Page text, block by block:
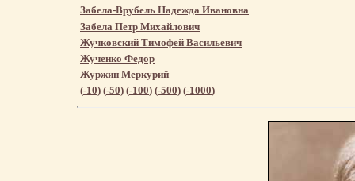
Забела-Врубель Надежда Ивановна
Забела Петр Михайлович
Жучковский Тимофей Васильевич
Жученко Федор
Журжин Меркурий
(-10) (-50) (-100) (-500) (-1000)